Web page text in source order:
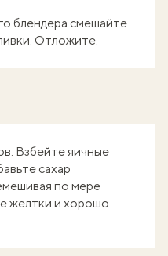
блендера смешайте
Отложите.
Взбейте яичные
сахар
по мере
желтки и хорошо